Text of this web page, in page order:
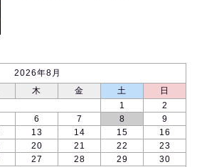
2026年8月
木 金 土 日
1
2
6 7 8
9
13 14 15
16
20 21 22
23
27 28 29
30